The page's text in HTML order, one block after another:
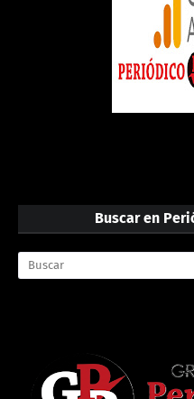
Buscar en